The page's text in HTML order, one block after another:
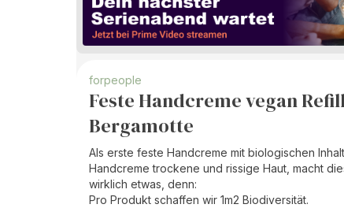
forpeople
Feste Handcreme vegan
Bergamotte
Als erste feste Handcreme mit biologischen
Handcreme trockene und rissige Haut, macht
wirklich etwas, denn:
Pro Produkt schaffen wir 1m2 Biodiversität.